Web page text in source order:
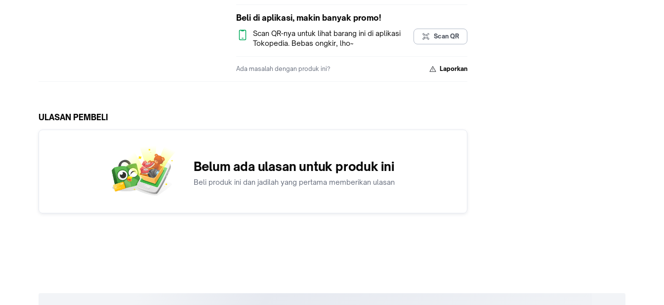
Beli di aplikasi, makin banyak promo!
Scan QR-nya untuk lihat barang ini di aplikasi
Tokopedia. Bebas ongkir, lho~
Scan QR
Ada masalah dengan produk ini? Laporkan
ULASAN PEMBELI
Belum ada ulasan untuk produk ini
Beli produk ini dan jadilah yang pertama memberikan ulasan